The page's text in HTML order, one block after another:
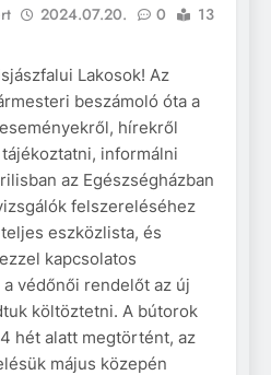
2024.07.20. 0
13
Lakosok! Az
beszámoló óta a
hírekről
informálni
az Egészségházban
felszereléséhez
eszközlista, és
kapcsolatos
védőnői rendelőt az új
költöztetni. A bútorok
hét alatt megtörtént, az
május közepén